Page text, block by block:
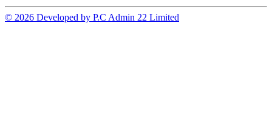
© 2026 Developed by P.C Admin 22 Limited